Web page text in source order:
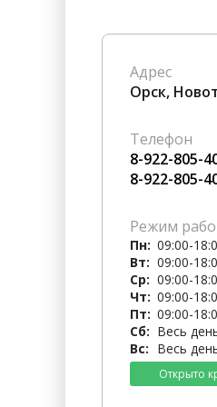
Бытовые услуги
Адрес
Орск,
Телефон
8-922-805-
8-922-805-
Режим
Пн: 09:00-
Вт: 09:00-
Ср: 09:00-
Чт: 09:00-
Пт: 09:00-
Сб: Весь
Вс: Весь
Открыто